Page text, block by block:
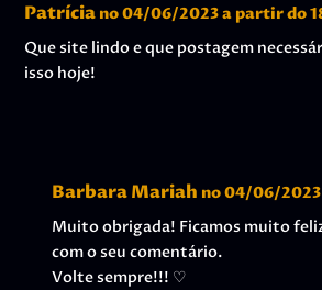
Patrícia no 04/06/2023 a partir do
Que site lindo e que postagem
isso hoje!
Barbara Mariah no 04/06/
Muito obrigada! Ficamos muito
com o seu comentário.
Volte sempre!!! ♡